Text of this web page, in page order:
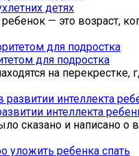
детях
— это возраст,
для подростка
на перекрестке,
интеллекта
сказано и написано о